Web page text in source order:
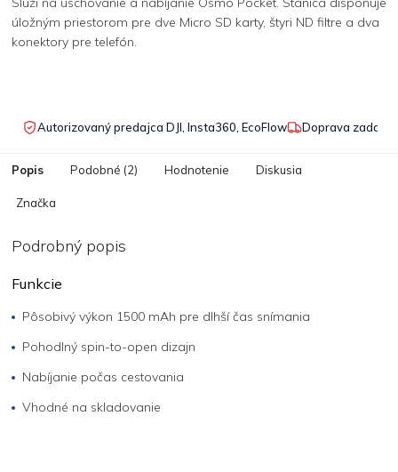
úložným priestorom pre dve Micro SD karty, štyri ND filtre a dva
konektory pre telefón.
Autorizovaný predajca DJI, Insta360, EcoFlow Doprava
Popis Podobné (2) Hodnotenie Diskusia
Značka
Podrobný popis
Funkcie
Pôsobivý výkon 1500 mAh pre dlhší čas snímania
Pohodlný spin-to-open dizajn
Nabíjanie počas cestovania
Vhodné na skladovanie